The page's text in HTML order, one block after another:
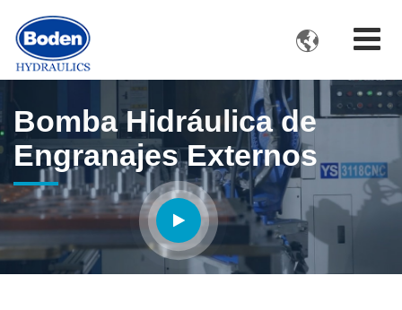

Bomba Hidráulica de
Engranajes Externos